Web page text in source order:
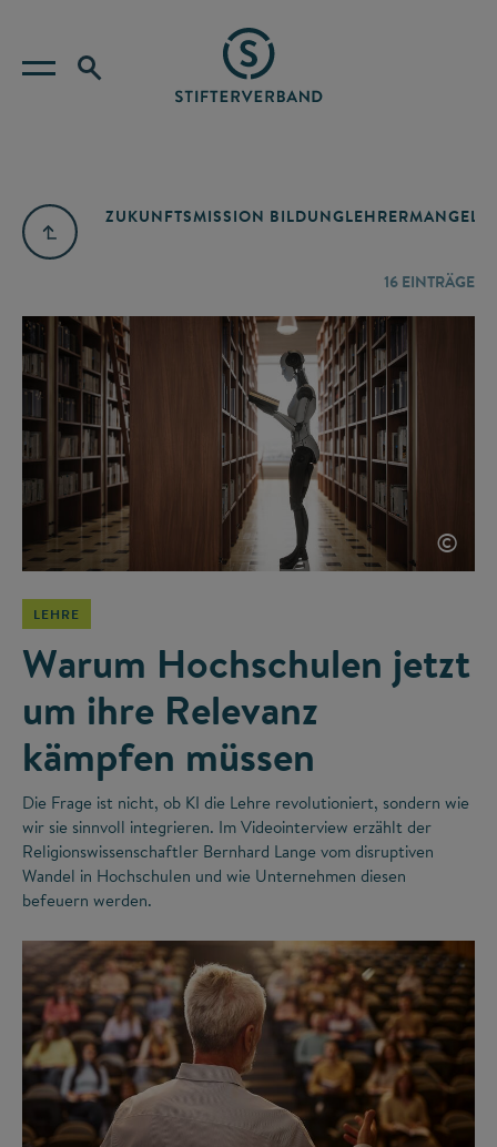
ZUKUNFTSMISSION BILDUNGLEHRERMANGEL
16 EINTRÄGE
©
LEHRE
Warum Hochschulen jetzt
um ihre Relevanz
kämpfen müssen
Die Frage ist nicht, ob KI die Lehre revolutioniert, sondern wie
wir sie sinnvoll integrieren. Im Videointerview erzählt der
Religionswissenschaftler Bernhard Lange vom disruptiven
Wandel in Hochschulen und wie Unternehmen diesen
befeuern werden.